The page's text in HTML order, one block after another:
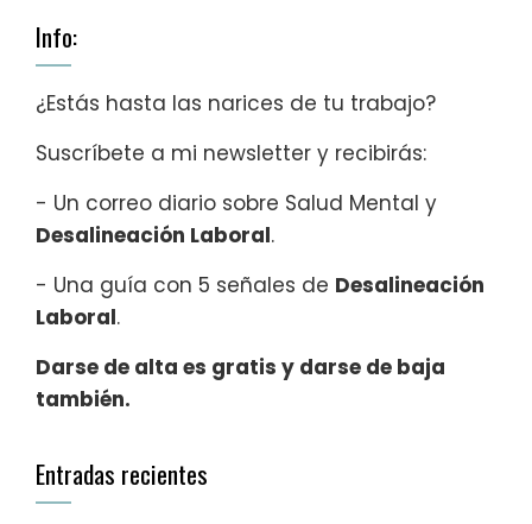
Info:
¿Estás hasta las narices de tu trabajo?
Suscríbete a mi newsletter y recibirás:
- Un correo diario sobre Salud Mental y
Desalineación Laboral.
- Una guía con 5 señales de Desalineación
Laboral.
Darse de alta es gratis y darse de baja
también.
Entradas recientes